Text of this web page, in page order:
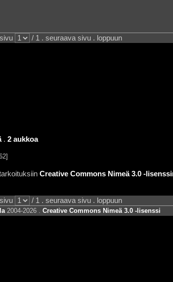
/ 1 . seuraava sivu . loppuun
. 2 aukkoa
Creative Commons Nimeä 3.0 -
/ 1 . seuraava sivu . loppuun
2004-2026 . Creative Commons Nimeä 3.0 -lisenssi